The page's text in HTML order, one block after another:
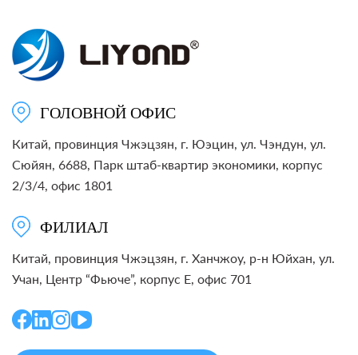
ГОЛОВНОЙ ОФИС
Китай, провинция Чжэцзян, г. Юэцин, ул. Чэндун, ул.
Сюйян, 6688, Парк штаб-квартир экономики, корпус
2/3/4, офис 1801
ФИЛИАЛ
Китай, провинция Чжэцзян, г. Ханчжоу, р-н Юйхан, ул.
Учан, Центр “Фьюче”, корпус E, офис 701